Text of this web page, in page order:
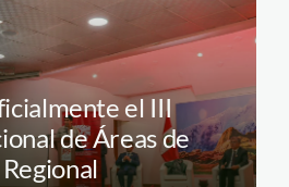
el III
de Áreas de